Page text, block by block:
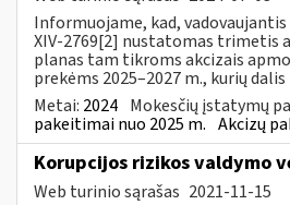
Informuojame, kad,
XIV-2769[2] nustatomas trimetis
planas tam tikroms akcizais
prekėms 2025–2027 m., kurių dalis
Metai: 2024 Mokesčių įstatymų
pakeitimai nuo 2025 m. Akcizų
Korupcijos rizikos valdymo
Web turinio sąrašas 2021-11-15